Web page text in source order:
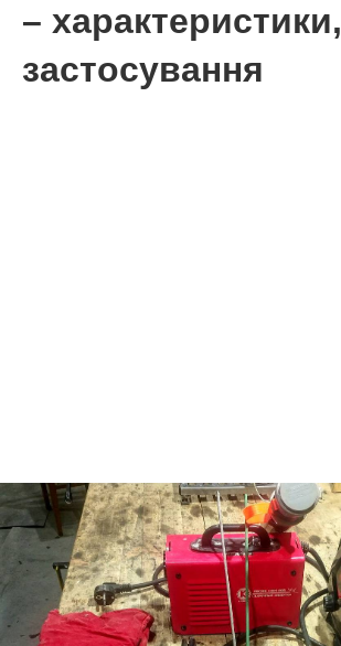
– характеристики,
застосування